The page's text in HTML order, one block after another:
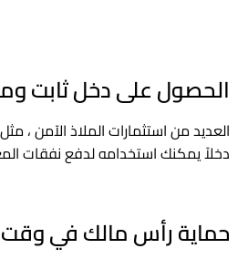
الحصول على دخل ثابت
العديد من استثمارات الملاذ الآمن ،
دخلاً يمكنك استخدامه لدفع نفقات
حماية رأس مالك في وقت